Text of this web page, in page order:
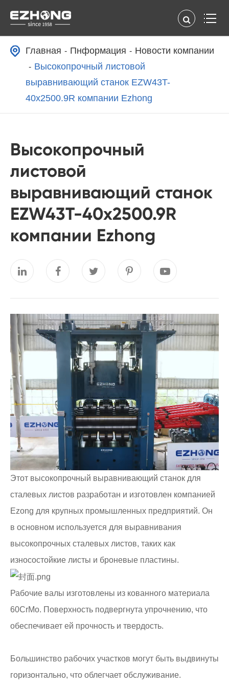
Главная Пнформация
Новости компании
Высокопрочный листовой
выравнивающий станок EZW43T-
40x2500.9R компании Ezhong
Высокопрочный
листовой
выравнивающий станок
EZW43T-40x2500.9R
компании Ezhong
Этот высокопрочный выравнивающий станок для
сталевых листов разработан и изготовлен компанией
Ezong для крупных промышленных предприятий. Он
в основном используется для выравнивания
высокопрочных сталевых листов, таких как
износостойкие листы и броневые пластины.
Рабочие валы изготовлены из кованного материала
60CrMo. Поверхность подвергнута упрочнению, что
обеспечивает ей прочность и твердость.
Большинство рабочих участков могут быть выдвинуты
горизонтально, что облегчает обслуживание.